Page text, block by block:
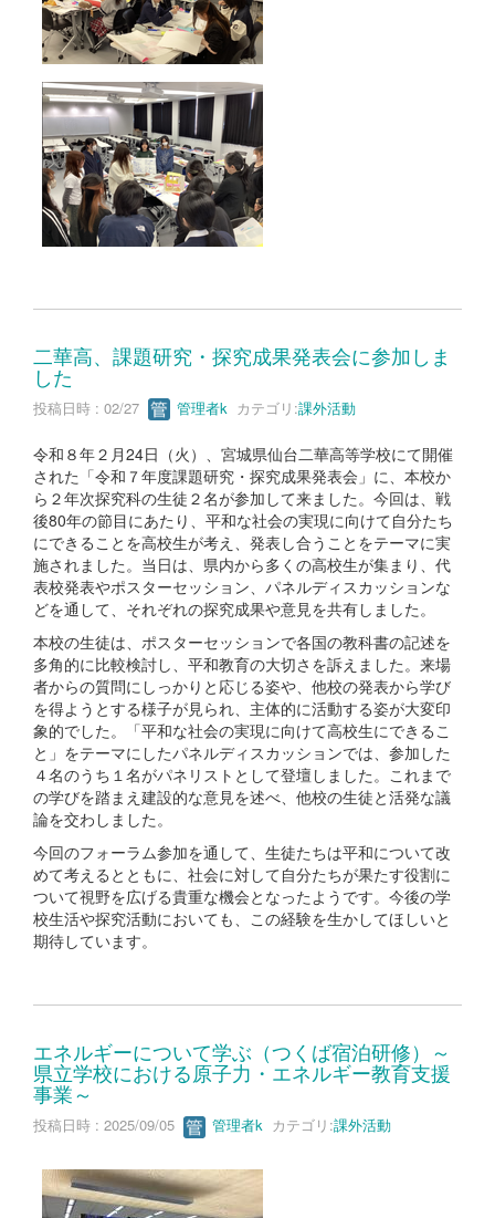
二華高、課題研究・探究成果発表会に参加しま
した
投稿日時 : 02/27 管理者k カテゴリ:課外活動
令和８年２月24日（火）、宮城県仙台二華高等学校にて開催
された「令和７年度課題研究・探究成果発表会」に、本校か
ら２年次探究科の生徒２名が参加して来ました。今回は、戦
後80年の節目にあたり、平和な社会の実現に向けて自分たち
にできることを高校生が考え、発表し合うことをテーマに実
施されました。当日は、県内から多くの高校生が集まり、代
表校発表やポスターセッション、パネルディスカッションな
どを通して、それぞれの探究成果や意見を共有しました。
本校の生徒は、ポスターセッションで各国の教科書の記述を
多角的に比較検討し、平和教育の大切さを訴えました。来場
者からの質問にしっかりと応じる姿や、他校の発表から学び
を得ようとする様子が見られ、主体的に活動する姿が大変印
象的でした。「平和な社会の実現に向けて高校生にできるこ
と」をテーマにしたパネルディスカッションでは、参加した
４名のうち１名がパネリストとして登壇しました。これまで
の学びを踏まえ建設的な意見を述べ、他校の生徒と活発な議
論を交わしました。
今回のフォーラム参加を通して、生徒たちは平和について改
めて考えるとともに、社会に対して自分たちが果たす役割に
ついて視野を広げる貴重な機会となったようです。今後の学
校生活や探究活動においても、この経験を生かしてほしいと
期待しています。
エネルギーについて学ぶ（つくば宿泊研修）～
県立学校における原子力・エネルギー教育支援
事業～
投稿日時 : 2025/09/05 管理者k カテゴリ:課外活動